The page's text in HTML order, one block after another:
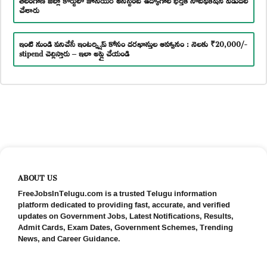
చేశారు
ఇంటి నుండి పనిచేసే ఇంటర్న్షిప్ కోసం దరఖాస్తుల ఆహ్వానం : నెలకు ₹20,000/-
stipend చెల్లిస్తారు – ఇలా అప్లై చేయండి
ABOUT US
FreeJobsInTelugu.com is a trusted Telugu information
platform dedicated to providing fast, accurate, and verified
updates on Government Jobs, Latest Notifications, Results,
Admit Cards, Exam Dates, Government Schemes, Trending
News, and Career Guidance.